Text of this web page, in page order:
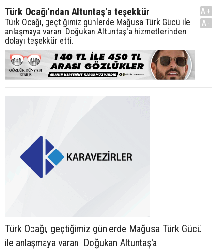
Türk Ocağı'ndan Altuntaş'a teşekkür
Türk Ocağı, geçtiğimiz günlerde Mağusa Türk Gücü ile
anlaşmaya varan Doğukan Altuntaş'a hizmetlerinden
dolayı teşekkür etti.
A+
A-
Türk Ocağı, geçtiğimiz günlerde Mağusa Türk Gücü
ile anlaşmaya varan Doğukan Altuntaş'a